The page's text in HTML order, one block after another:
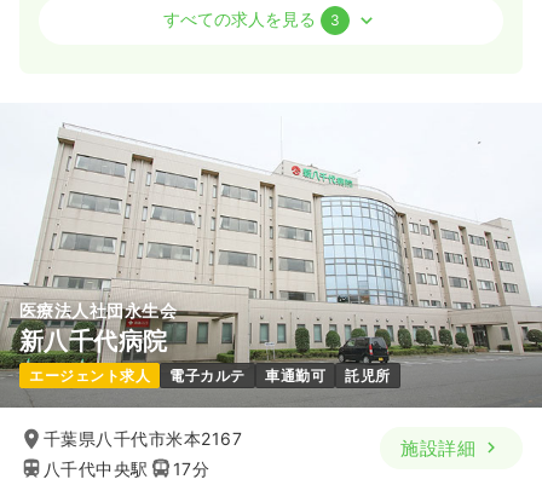
正・准看護師
※経験10年の例
時間 8:30～17:00
年間休日120日
4週8休以上 ブランク可
第二新卒可
月給32万円以上可
気になる 詳細を見る
透析正・准看護師 一般＋療養
日勤のみ（常勤）
給与 26.0 万円/月 賞与3.5ヶ月
※経験5年の例
すべての求人を見る 3
医療法人社団永生会
新八千代病院
エージェント求人 電子カルテ 車通勤可 託児所
千葉県八千代市米本2167
八千代中央駅
17分
施設詳細